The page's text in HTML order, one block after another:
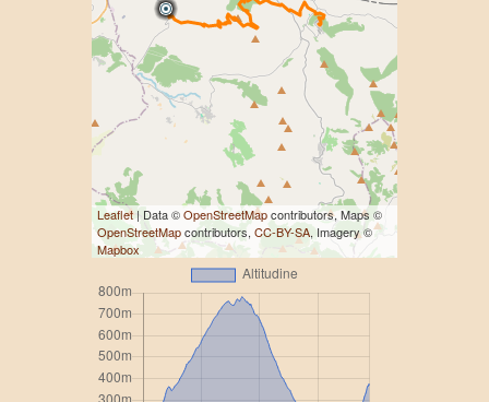
Leaflet| Data ©OpenStreetMapcontributors, Maps ©
OpenStreetMapcontributors, CC-BY-SA, Imagery ©
Mapbox